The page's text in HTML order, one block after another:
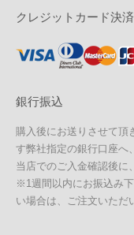
クレジットカード決済
銀行振込
購入後にお送りさせて頂
す弊社指定の銀行口座へ
当店でのご入金確認後に
※1週間以内にお振込み
い場合は、ご注文いただ